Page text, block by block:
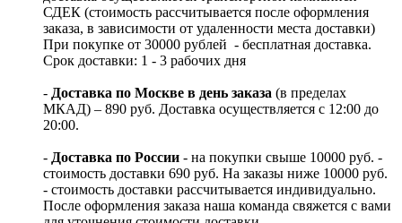
СДЕК (стоимость рассчитывается после оформления
заказа, в зависимости от удаленности места доставки)
При покупке от 30000 рублей - бесплатная доставка.
Срок доставки: 1 - 3 рабочих дня
- Доставка по Москве в день заказа (в пределах
МКАД) – 890 руб. Доставка осуществляется с 12:00 до
20:00.
- Доставка по России - на покупки свыше 10000 руб. -
стоимость доставки 690 руб. На заказы ниже 10000 руб.
- стоимость доставки рассчитывается индивидуально.
После оформления заказа наша команда свяжется с вами